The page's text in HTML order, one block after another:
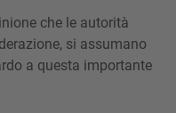
che le autorità
si assumano
a questa importante